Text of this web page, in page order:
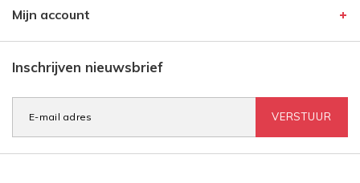
Mijn account
Inschrijven nieuwsbrief
VERSTUUR